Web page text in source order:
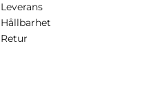
Leverans
Hållbarhet
Retur